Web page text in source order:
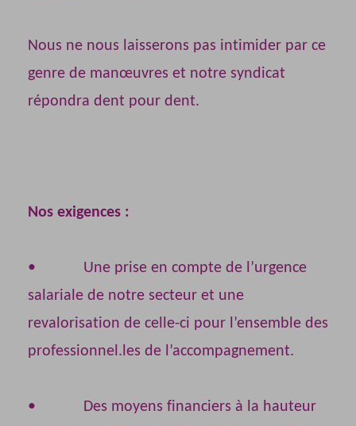
Nous ne nous laisserons pas intimider par ce
genre de manœuvres et notre syndicat
répondra dent pour dent.
Nos exigences :
• Une prise en compte de l’urgence
salariale de notre secteur et une
revalorisation de celle-ci pour l’ensemble des
professionnel.les de l’accompagnement.
• Des moyens financiers à la hauteur